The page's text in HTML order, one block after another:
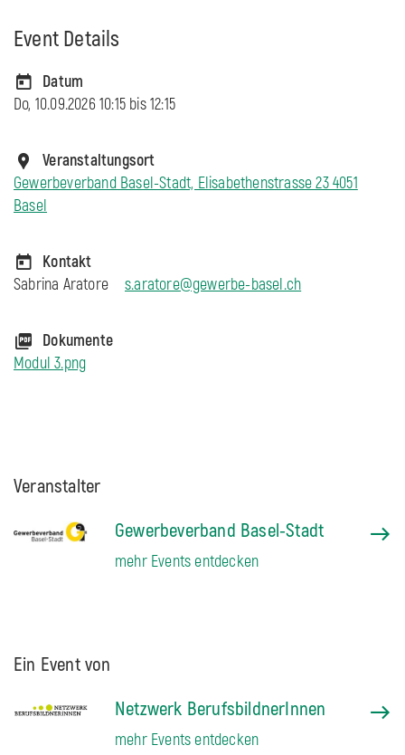
Event Details
Datum
Do, 10.09.2026 10:15 bis12:15
Veranstaltungsort
Gewerbeverband Basel-Stadt, Elisabethenstrasse 23 4051
Basel
Kontakt
Sabrina Aratore
s.aratore@gewerbe-basel.ch
Dokumente
Modul 3.png
Veranstalter
Gewerbeverband Basel-Stadt
mehr Events entdecken
Ein Event von
Netzwerk BerufsbildnerInnen
mehr Events entdecken